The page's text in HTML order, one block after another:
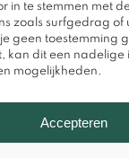
in te stemmen met
zoals surfgedrag of
geen toestemming
kan dit een nadelige
mogelijkheden.
Accepteren
0317 – 420848